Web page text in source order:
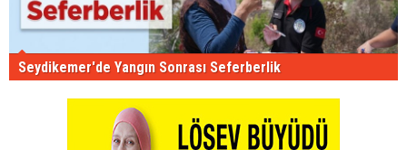
Seydikemer'de Yangın Sonrası Seferberlik